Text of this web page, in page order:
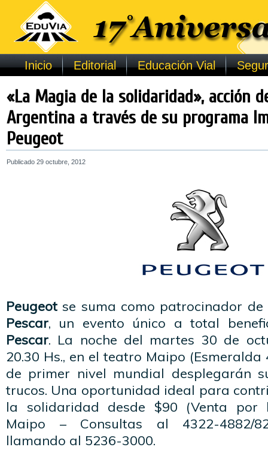
Inicio Editorial Educación Vial
«La Magia de la solidaridad», acción
Argentina a través de su programa
Peugeot
Publicado 29 octubre, 2012
Peugeot se suma como patrocinador de
Pescar, un evento único a total
Pescar. La noche del martes 30 de
20.30 Hs., en el teatro Maipo
de primer nivel mundial desplegarán
trucos. Una oportunidad ideal para
la solidaridad desde $90 (Venta por
Maipo – Consultas al 4322-4882/
llamando al 5236-3000.